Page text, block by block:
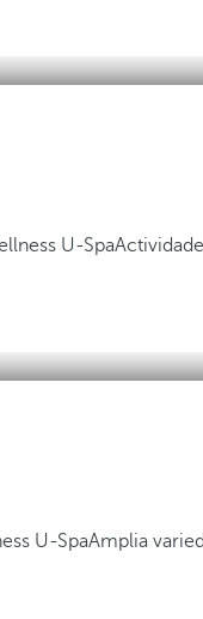
U-Spa
U-SpaAmplia